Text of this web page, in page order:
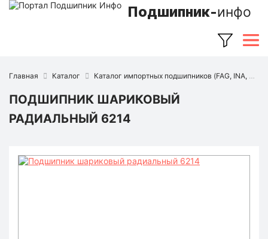
Подшипник-инфо
Главная Каталог Каталог импортных подшипников (FAG, INA, SKF, NSK, Timken и др.)
ПОДШИПНИК ШАРИКОВЫЙ
РАДИАЛЬНЫЙ 6214